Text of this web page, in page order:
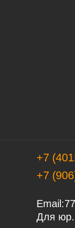
+7
+7
Email:
Для